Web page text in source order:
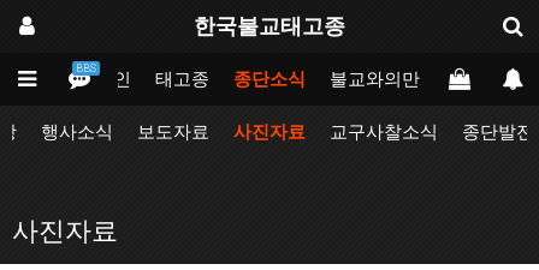
한국불교태고종
BBS
메인 태고종 종단소식 불교와의만남 업무포털
행사소식 보도자료 사진자료 교구사찰소식 종단발전
사진자료